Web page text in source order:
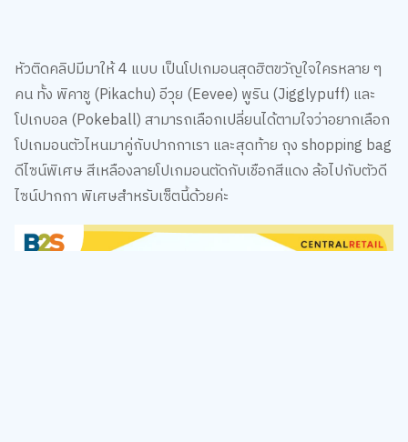
คน ทั้ง พิคาชู (Pikachu) อีวุย (Eevee) พูริน (Jigglypuff) และ
โปเกบอล (Pokeball) สามารถเลือกเปลี่ยนได้ตามใจว่าอยากเลือก
โปเกมอนตัวไหนมาคู่กับปากกาเรา และสุดท้าย ถุง shopping bag
ดีไซน์พิเศษ สีเหลืองลายโปเกมอนตัดกับเชือกสีแดง ล้อไปกับตัวดี
ไซน์ปากกา พิเศษสำหรับเซ็ตนี้ด้วยค่ะ